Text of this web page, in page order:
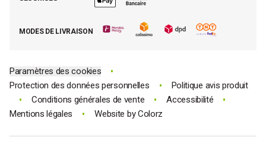
MODES DE LIVRAISON
Paramètres des cookies •
Protection des données personnelles • Politique avis produit
• Conditions générales de vente • Accessibilité •
Mentions légales • Website byColorz